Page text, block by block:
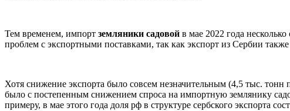
Тем временем, импорт земляники садовой в мае 2022 года
проблем с экспортными поставками, так как экспорт из Сербии
Хотя снижение экспорта было совсем незначительным (4,5 тыс.
было с постепенным снижением спроса на импортную землянику
примеру, в мае этого года доля рф в структуре сербского экспорта